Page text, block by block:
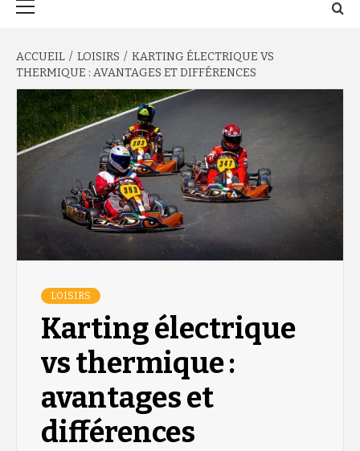
ACCUEIL LOISIRS
KARTING ÉLECTRIQUE VS
THERMIQUE : AVANTAGES ET DIFFÉRENCES
LOISIRS
Karting électrique
vs thermique :
avantages et
différences